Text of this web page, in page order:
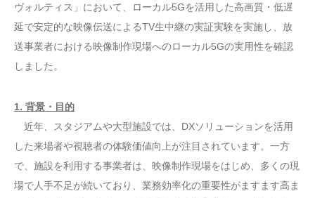
ヴォルティス」において、ローカル5Gを活用した高画質・低遅
延で安定的な映像伝送によるTV生中継の実証実験を実施し、放
送事業者における映像制作現場へのローカル5Gの実用性を確認
しました。
1. 背景・目的
近年、スタジアムや大型施設では、DXソリューションを活用
した来場者や視聴者の体験価値向上が注目されています。一方
で、施設を利用する事業者は、映像制作現場をはじめ、多くの現
場で人手不足が続いており、業務効率化の重要性がますます高ま